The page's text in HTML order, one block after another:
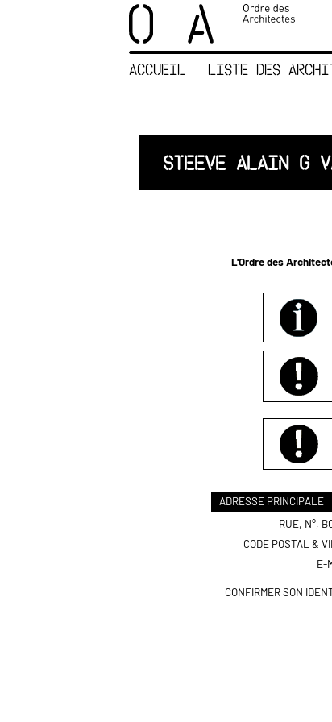
ACCUEIL LISTE DES
STEEVE ALAIN G
L'Ordre des
ADRESSE PRINCIPALE
RUE, N°,
CODE POSTAL &
E-
CONFIRMER SON